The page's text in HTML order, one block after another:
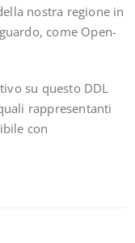
nostra regione in
come Open-
su questo DDL
rappresentanti
con